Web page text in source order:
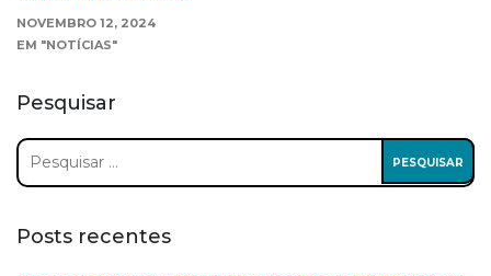
NOVEMBRO 12, 2024
EM "NOTÍCIAS"
Pesquisar
Pesquisar
por:
Posts recentes